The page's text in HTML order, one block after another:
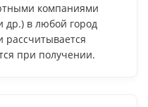
компаниями
в любой город
рассчитывается
при получении.